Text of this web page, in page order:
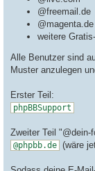
@freemail.de
@magenta.de
weitere
Alle Benutzer sind
Muster anzulegen
Erster Teil:
phpBBSupport
Zweiter Teil "@dein-
@phpbb.de (wäre